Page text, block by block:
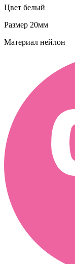
Цвет белый
Размер 20мм
Материал нейлон